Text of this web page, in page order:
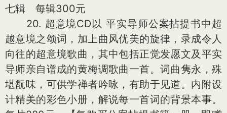
七辑 每辑300元
20. 超意境CD以 平实导师公案拈提书中超
越意境之颂词，加上曲风优美的旋律，录成令人
向往的超意境歌曲，其中包括正觉发愿文及平实
导师亲自谱成的黄梅调歌曲一首。词曲隽永，殊
堪翫味，可供学禅者吟咏，有助于见道。内附设
计精美的彩色小册，解说每一首词的背景本事。